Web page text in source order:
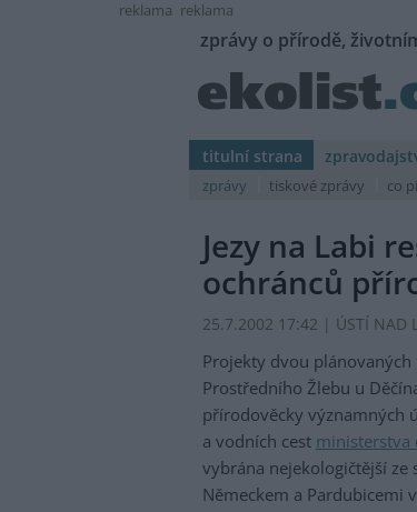
reklama reklama
zprávy o přírodě,
titulní strana
zprávy tiskové zprávy co
Jezy na Labi
ochránců
25.7.2002 17:42 | ÚSTÍ NAD
Projekty dvou
Prostředního Žlebu u
přírodověcky významných
a vodních cest ministerstva
vybrána nejekologičtější ze
Německem a Pardubicemi